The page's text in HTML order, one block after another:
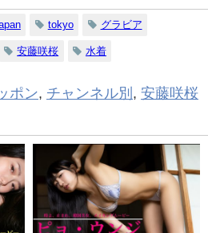
tokyo グラビア
安藤咲桜 水着
ポン, チャンネル別 , 安藤咲桜